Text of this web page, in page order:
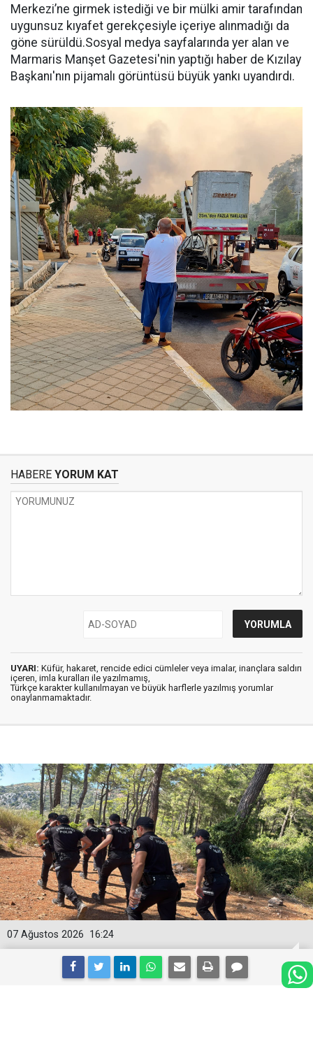
Merkezi’ne girmek istediği ve bir mülki amir tarafından
uygunsuz kıyafet gerekçesiyle içeriye alınmadığı da
göne sürüldü.Sosyal medya sayfalarında yer alan ve
Marmaris Manşet Gazetesi'nin yaptığı haber de Kızılay
Başkanı'nın pijamalı görüntüsü büyük yankı uyandırdı.
HABERE YORUM KAT
UYARI: Küfür, hakaret, rencide edici cümleler veya imalar, inançlara saldırı
içeren, imla kuralları ile yazılmamış,
Türkçe karakter kullanılmayan ve büyük harflerle yazılmış yorumlar
onaylanmamaktadır.
16:24
07 Ağustos 2026